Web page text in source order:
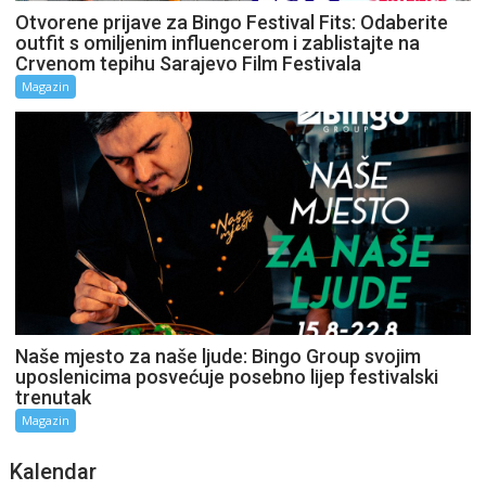
Otvorene prijave za Bingo Festival Fits: Odaberite
outfit s omiljenim influencerom i zablistajte na
Crvenom tepihu Sarajevo Film Festivala
Magazin
Naše mjesto za naše ljude: Bingo Group svojim
uposlenicima posvećuje posebno lijep festivalski
trenutak
Magazin
Kalendar